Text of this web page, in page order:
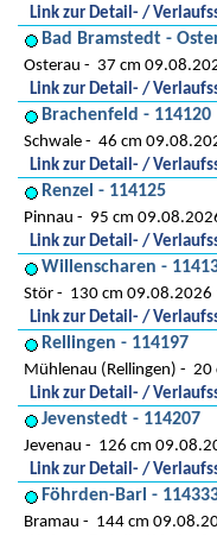
Link zur Detail- /
Bad Bramstedt -
Osterau
37 cm
Link zur Detail- /
Brachenfeld - 114120
Schwale
46 cm
Link zur Detail- /
Renzel - 114125
Pinnau
95 cm
Link zur Detail- /
Willenscharen -
Stör
130 cm 09.08.2026
Link zur Detail- /
Rellingen - 114197
Mühlenau (Rellingen)
20
Link zur Detail- /
Jevenstedt - 114207
Jevenau
126 cm
Link zur Detail- /
Föhrden-Barl -
Bramau
144 cm